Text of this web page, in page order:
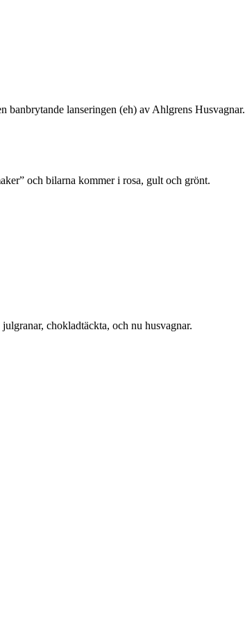
banbrytande lanseringen (eh) av Ahlgrens Husvagnar.
och bilarna kommer i rosa, gult och grönt.
chokladtäckta, och nu husvagnar.